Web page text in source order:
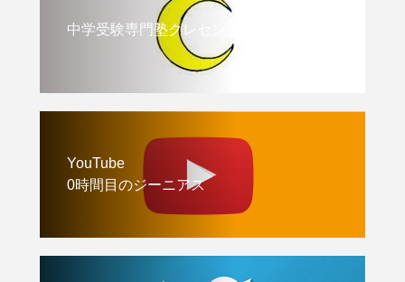
中学受験専門塾クレセント
YouTube
0時間目のジーニアス